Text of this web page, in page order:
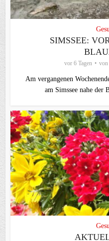
SIMSSEE:
vor 6 Tagen von
Am vergangenen
am Simssee nahe der